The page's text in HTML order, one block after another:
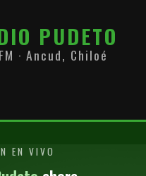
PUDETO
· Ancud, Chiloé
EN VIVO